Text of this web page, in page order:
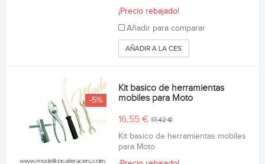
¡Precio rebajado!
Añadir para comparar
AÑADIR A LA CESTA
-5%
Kit basico de herramientas
mobiles para Moto
16,55 €17,42 €
Kit basico de herramientas mobiles
para Moto